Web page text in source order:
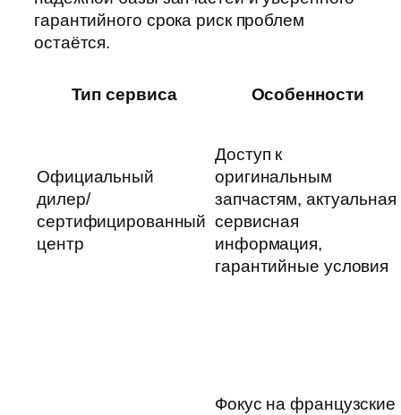
гарантийного срока риск проблем
остаётся.
Тип сервиса Особенности
Официальный
дилер/
сертифицированный
центр
Доступ к
оригинальным
запчастям, актуальная
сервисная
информация,
гарантийные условия
Фокус на французские